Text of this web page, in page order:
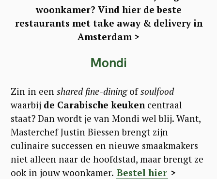
woonkamer? Vind hier de beste
restaurants met take away & delivery in
Amsterdam >
Mondi
Zin in een shared fine-diningofsoulfood
waarbij de Carabische keuken centraal
staat? Dan wordt je van Mondi wel blij. Want,
Masterchef Justin Biessen brengt zijn
culinaire successen en nieuwe smaakmakers
niet alleen naar de hoofdstad, maar brengt ze
ook in jouw woonkamer. Bestel hier >